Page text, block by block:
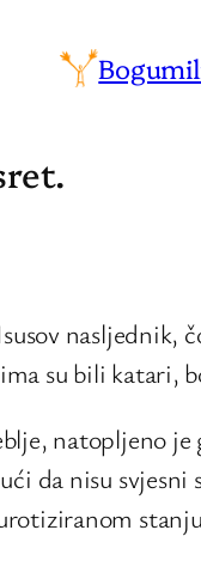
su bili katari,
natopljeno
da nisu